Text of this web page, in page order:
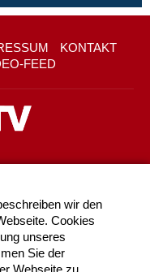
KONTAKT
FEED
wir den
Cookies
unseres
Sie der
Webseite zu.